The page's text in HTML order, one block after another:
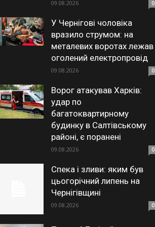
09.08.2026 0
У Чернігові чоловіка
вразило струмом: на
металевих воротах лежав
оголений електропровід
09.08.2026 0
Ворог атакував Харків:
удар по
багатоквартирному
будинку в Салтівському
районі, є поранені
09.08.2026 0
Спека і зливи: яким був
цьогорічний липень на
Чернігівщині
09.08.2026 0